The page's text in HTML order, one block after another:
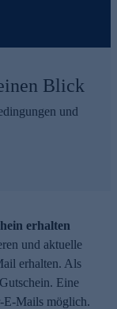
Blick
und
erhalten
und aktuelle
erhalten. Als
Eine
E-Mails möglich.